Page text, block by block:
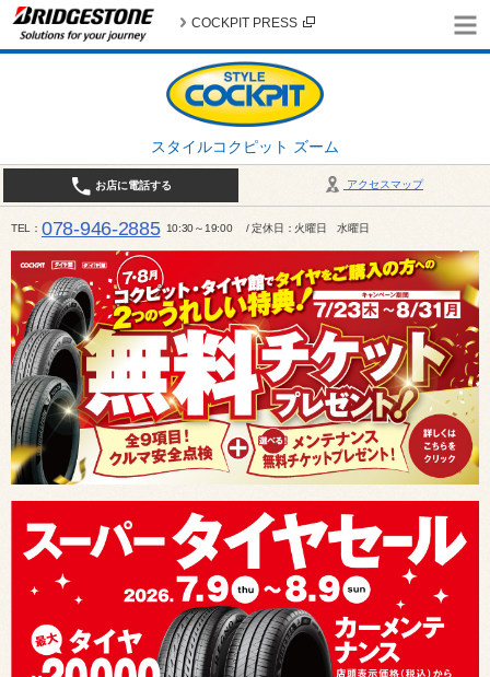
スタイルコクピット ズーム
COCKPIT PRESS
アクセスマップ
お店に電話する
TEL 078-946-2885 10:30～19:00 / 定休日：火曜日 水曜日